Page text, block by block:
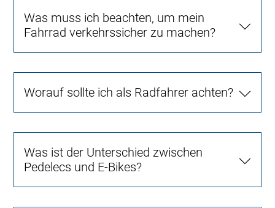
Was muss ich beachten, um mein
Fahrrad verkehrssicher zu machen?
Worauf sollte ich als Radfahrer achten?
Was ist der Unterschied zwischen
Pedelecs und E-Bikes?